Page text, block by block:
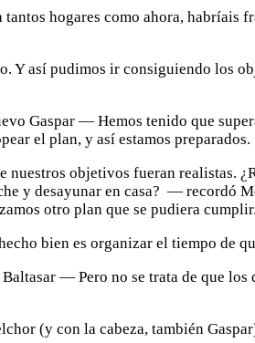
hogares como ahora, habríais
Y así pudimos ir consiguiendo los
Gaspar — Hemos tenido que
el plan, y así estamos preparados.
objetivos fueran realistas.
y desayunar en casa? — recordó
otro plan que se pudiera cumplir.
bien es organizar el tiempo de
— Pero no se trata de que los
(y con la cabeza, también